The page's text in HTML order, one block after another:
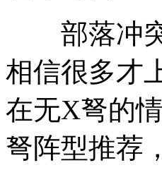
部落冲突9
相信很多才
在无X弩的
弩阵型推荐